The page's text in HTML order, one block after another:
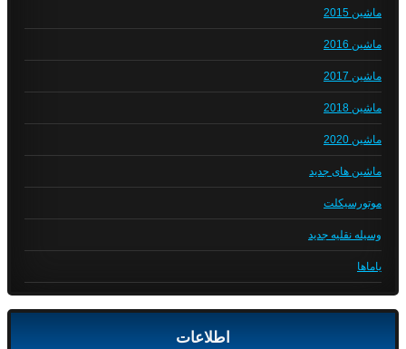
ماشین 2015
ماشین 2016
ماشین 2017
ماشین 2018
ماشین 2020
ماشین های جدید
موتورسیکلت
وسیله نقلیه جدید
یاماها
اطلاعات